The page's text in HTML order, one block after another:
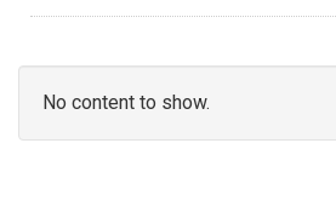
No content to show.